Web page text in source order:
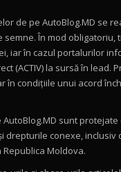
Mercedes-AMG E 53
Drive AutoBlog.MD
16:27
Noul Volvo ES90 / Test
Noul MG HS / Test Drive
16:48
de pe AutoBlog.MD se
semne. În mod obligatoriu,
iar în cazul portalurilor
(ACTIV) la sursă în lead.
în condițiile unui acord
sunt protejate
drepturile conexe, inclusiv
Republica Moldova.